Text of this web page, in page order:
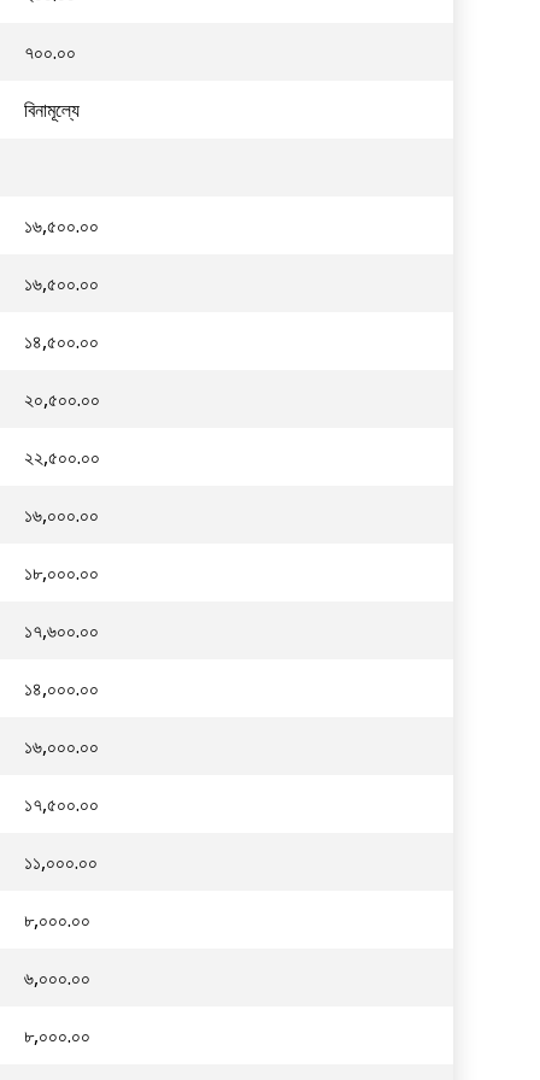
৭০০.০০
বিনামূল্যে
১৬,৫০০.০০
১৬,৫০০.০০
১৪,৫০০.০০
২০,৫০০.০০
২২,৫০০.০০
১৬,০০০.০০
১৮,০০০.০০
১৭,৬০০.০০
১৪,০০০.০০
১৬,০০০.০০
১৭,৫০০.০০
১১,০০০.০০
৮,০০০.০০
৬,০০০.০০
৮,০০০.০০